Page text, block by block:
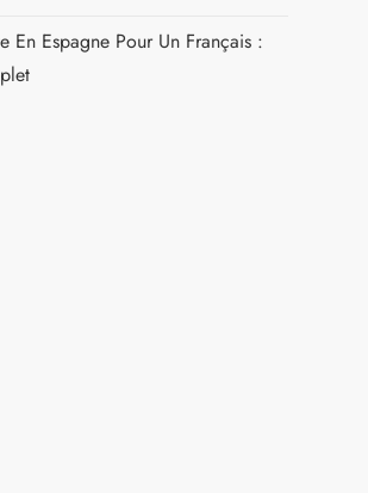
En Espagne Pour Un Français :